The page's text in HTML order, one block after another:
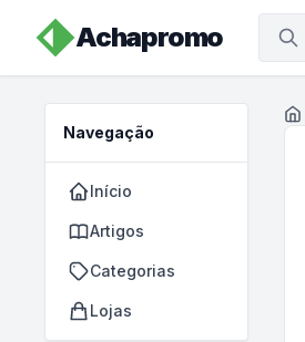
Achapromo
Navegação
Início
Artigos
Categorias
Lojas